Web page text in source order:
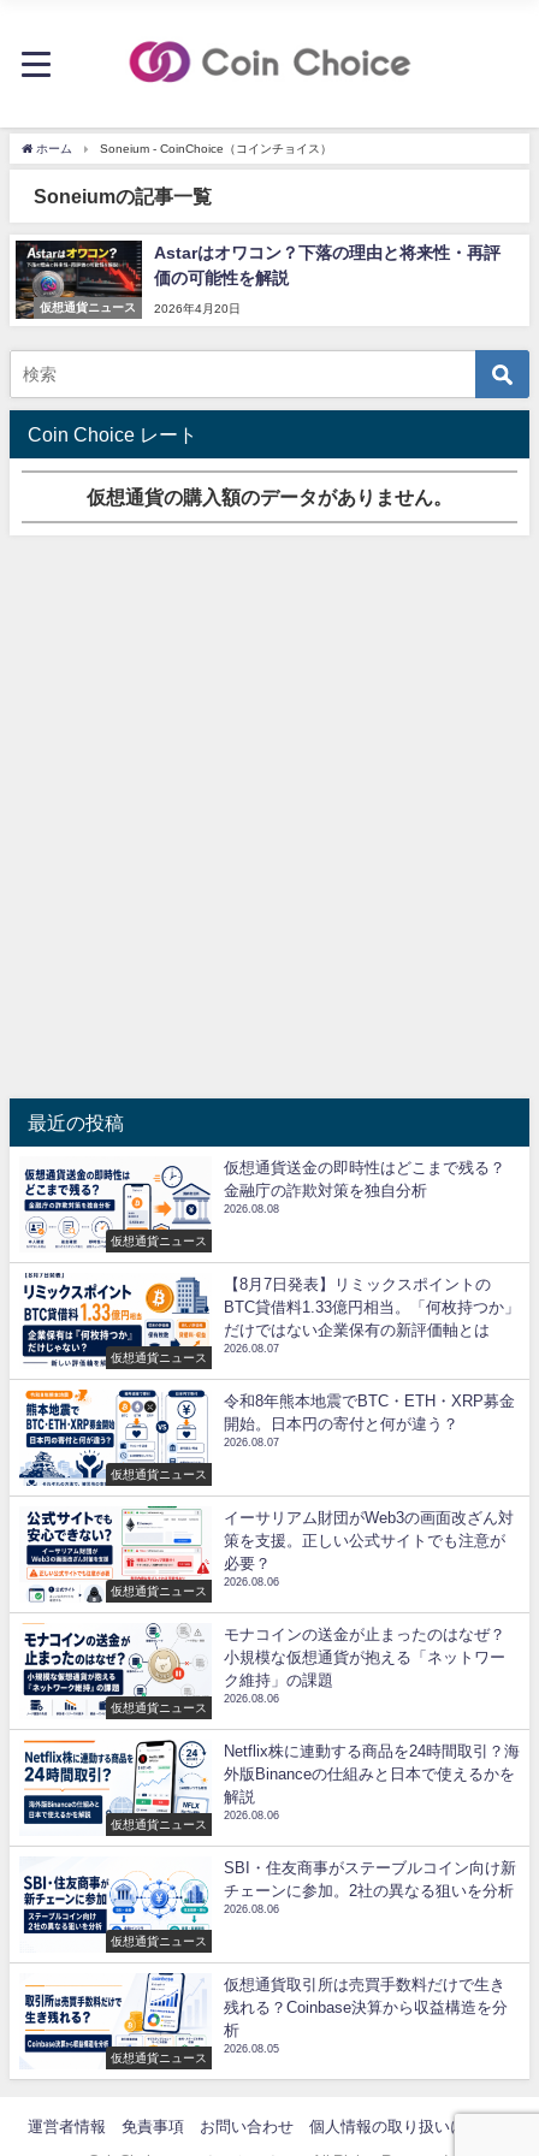
ホーム Soneium - CoinChoice（コインチョイス）
Soneiumの記事一覧
仮想通貨ニュース
Astarはオワコン？下落の理由と将来性・再評
価の可能性を解説
2026年4月20日
Coin Choice レート
仮想通貨の購入額のデータがありません。
最近の投稿
仮想通貨ニュース
仮想通貨送金の即時性はどこまで残る？
金融庁の詐欺対策を独自分析
2026.08.08
仮想通貨ニュース
【8月7日発表】リミックスポイントの
BTC貸借料1.33億円相当。「何枚持つか」
だけではない企業保有の新評価軸とは
2026.08.07
仮想通貨ニュース
令和8年熊本地震でBTC・ETH・XRP募金
開始。日本円の寄付と何が違う？
2026.08.07
仮想通貨ニュース
イーサリアム財団がWeb3の画面改ざん対
策を支援。正しい公式サイトでも注意が
必要？
2026.08.06
仮想通貨ニュース
モナコインの送金が止まったのはなぜ？
小規模な仮想通貨が抱える「ネットワー
ク維持」の課題
2026.08.06
仮想通貨ニュース
Netflix株に連動する商品を24時間取引？海
外版Binanceの仕組みと日本で使えるかを
解説
2026.08.06
仮想通貨ニュース
SBI・住友商事がステーブルコイン向け新
チェーンに参加。2社の異なる狙いを分析
2026.08.06
仮想通貨ニュース
仮想通貨取引所は売買手数料だけで生き
残れる？Coinbase決算から収益構造を分
析
2026.08.05
運営者情報 免責事項 お問い合わせ 個人情報の取り扱いについて